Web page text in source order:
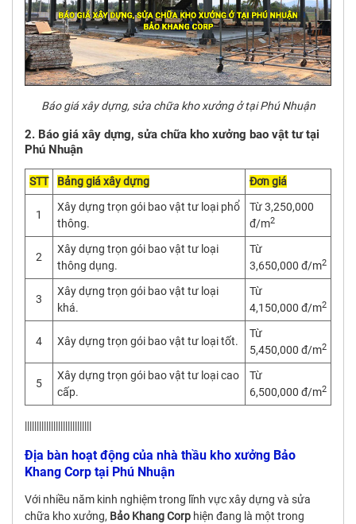
Báo giá xây dựng, sửa chữa kho xưởng ở tại Phú Nhuận
2. Báo giá xây dựng, sửa chữa kho xưởng bao vật tư tại
Phú Nhuận
STT Bảng giá xây dựng Đơn giá
1
Xây dựng trọn gói bao vật tư loại phổ
thông.
Từ 3,250,000
đ/m2
2
Xây dựng trọn gói bao vật tư loại
thông dụng.
Từ
3,650,000 đ/m2
3
Xây dựng trọn gói bao vật tư loại
khá.
Từ
4,150,000 đ/m2
4 Xây dựng trọn gói bao vật tư loại tốt.
Từ
5,450,000 đ/m2
5
Xây dựng trọn gói bao vật tư loại cao
cấp.
Từ
6,500,000 đ/m2
||||||||||||||||||||||||||||
Địa bàn hoạt động của nhà thầu kho xưởng Bảo
Khang Corp tại Phú Nhuận
Với nhiều năm kinh nghiệm trong lĩnh vực xây dựng và sửa
chữa kho xưởng, Bảo Khang Corp hiện đang là một trong